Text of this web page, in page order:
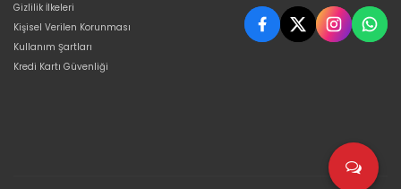
Gizlilik İlkeleri
Kişisel Verilen Korunması
Kullanım Şartları
Kredi Kartı Güvenliği